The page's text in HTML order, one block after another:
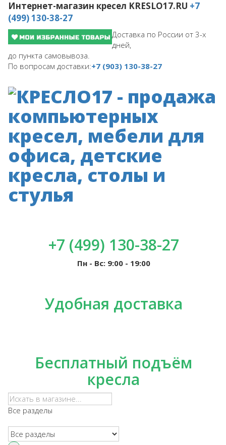
Интернет-магазин кресел KRESLO17.RU +7
(499) 130-38-27
Доставка по России от 3-х
дней,
до пункта самовывоза.
По вопросам доставки:+7 (903) 130-38-27
+7 (499) 130-38-27
Пн - Вс: 9:00 - 19:00
Удобная доставка
Бесплатный подъём
кресла
Все разделы